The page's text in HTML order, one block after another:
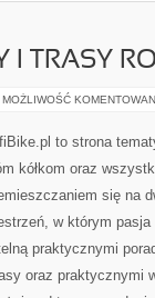
I TRASY
MOŻLIWOŚĆ
to strona
kółkom oraz
się na
w którym pasja
praktycznymi
oraz praktycznymi